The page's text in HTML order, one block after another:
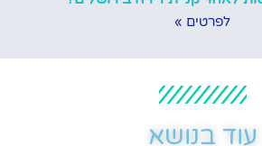
לפרטים »
עוד בנושא